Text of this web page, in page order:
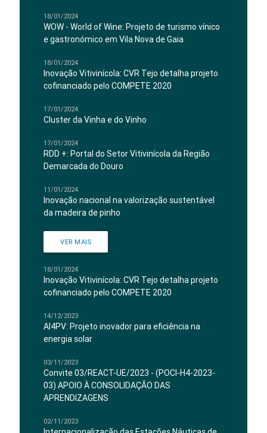
18/01/2024
WOW - World of Wine: Projeto de turismo vínico
e gastronómico em Vila Nova de Gaia
18/01/2024
Inovação Vitivinícola: CVR Tejo detalha projeto
cofinanciado pelo COMPETE 2020
17/01/2024
Cluster da Vinha e do Vinho
17/01/2024
RDD +: Portal do Setor Vitivinícola da Região
Demarcada do Douro
11/01/2024
Inovação nacional na valorização sustentável
da madeira de pinho
VER MAIS
18/01/2024
Inovação Vitivinícola: CVR Tejo detalha projeto
cofinanciado pelo COMPETE 2020
14/12/2023
AI4PV: Projeto inovador para eficiência na
energia solar
03/11/2023
Convite 03/REACT-UE/2023 - (POCI-H4-2023-
03) APOIO À CONSOLIDAÇÃO DAS
APRENDIZAGENS
02/11/2023